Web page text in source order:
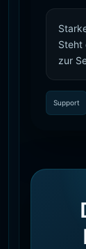
Steht
zur
Support